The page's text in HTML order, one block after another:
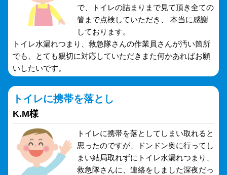
で、トイレの詰まりまで見て頂き全ての
管まで点検していただき、 本当に感謝
しております。
トイレ水漏れつまり、救急隊さんの作業員さんが汚い箇所
でも、とても親切に対応していただきまた何かあればお願
いしたいです。
トイレに携帯を落とし
K.M様
トイレに携帯を落としてしまい取れると
思ったのですが、ドンドン奥に行ってし
まい結局取れずにトイレ水漏れつまり、
救急隊さんに、連絡をしました深夜だっ